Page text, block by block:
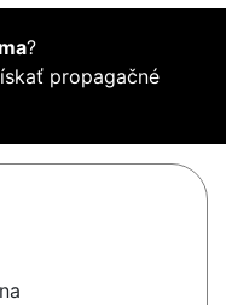
?
propagačné